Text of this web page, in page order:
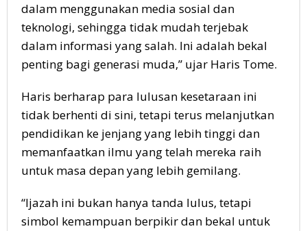
dalam menggunakan media sosial dan
teknologi, sehingga tidak mudah terjebak
dalam informasi yang salah. Ini adalah bekal
penting bagi generasi muda,” ujar Haris Tome.
Haris berharap para lulusan kesetaraan ini
tidak berhenti di sini, tetapi terus melanjutkan
pendidikan ke jenjang yang lebih tinggi dan
memanfaatkan ilmu yang telah mereka raih
untuk masa depan yang lebih gemilang.
“Ijazah ini bukan hanya tanda lulus, tetapi
simbol kemampuan berpikir dan bekal untuk